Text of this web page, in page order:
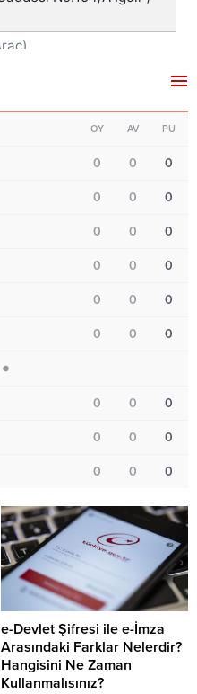
OY AV PU
0 0 0
0 0 0
0 0 0
0 0 0
0 0 0
0 0 0
0 0 0
0 0 0
0 0 0
e-Devlet Şifresi ile e-İmza
Arasındaki Farklar Nelerdir?
Hangisini Ne Zaman
Kullanmalısınız?